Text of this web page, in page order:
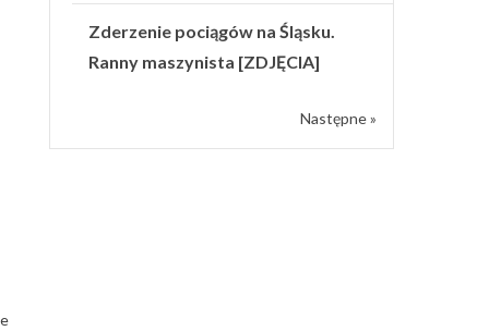
Zderzenie pociągów na Śląsku.
Ranny maszynista [ZDJĘCIA]
Następne »